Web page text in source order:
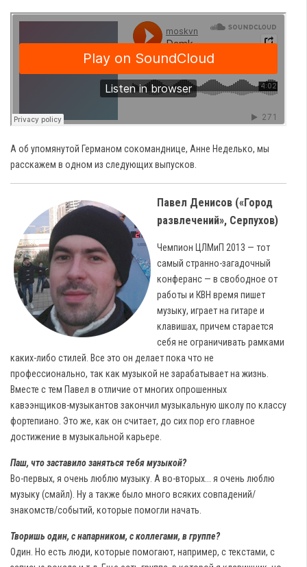
А об упомянутой Германом сокоманднице, Анне Неделько, мы
расскажем в одном из следующих выпусков.
Павел Денисов («Город
развлечений», Серпухов)
Чемпион ЦЛМиП 2013 — тот
самый странно-загадочный
конферанс — в свободное от
работы и КВН время пишет
музыку, играет на гитаре и
клавишах, причем старается
себя не ограничивать рамками
каких-либо стилей. Все это он делает пока что не
профессионально, так как музыкой не зарабатывает на жизнь.
Вместе с тем Павел в отличие от многих опрошенных
кавээнщиков-музыкантов закончил музыкальную школу по классу
фортепиано. Это же, как он считает, до сих пор его главное
достижение в музыкальной карьере.
Паш, что заставило заняться тебя музыкой?
Во-первых, я очень люблю музыку. А во-вторых... я очень люблю
музыку (смайл). Ну а также было много всяких совпадений/
знакомств/событий, которые помогли начать.
Творишь один, с напарником, с коллегами, в группе?
Один. Но есть люди, которые помогают, например, с текстами, с